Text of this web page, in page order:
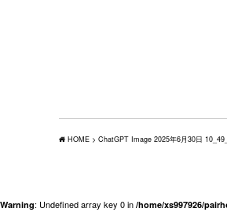
HOME> ChatGPT Image 2025年6月30日
Warning: Undefined array key 0 in /home/xs997926/